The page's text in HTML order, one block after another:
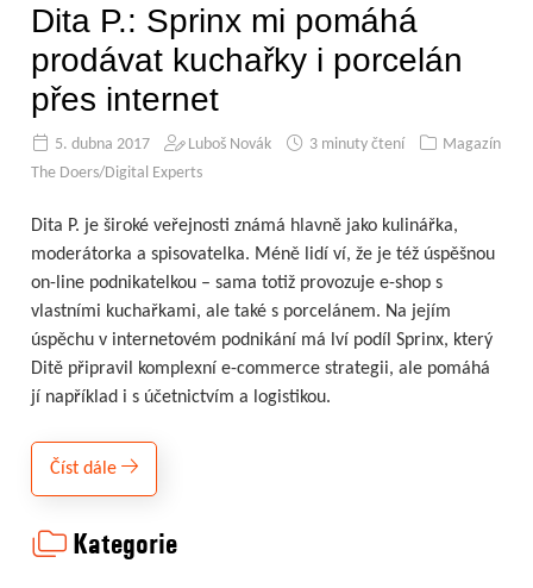
Dita P.: Sprinx mi pomáhá
prodávat kuchařky i porcelán
přes internet
5. dubna 2017 Luboš Novák 3 minuty čtení
Magazín
The Doers/Digital Experts
Dita P. je široké veřejnosti známá hlavně jako kulinářka,
moderátorka a spisovatelka. Méně lidí ví, že je též úspěšnou
on-line podnikatelkou – sama totiž provozuje e-shop s
vlastními kuchařkami, ale také s porcelánem. Na jejím
úspěchu v internetovém podnikání má lví podíl Sprinx, který
Ditě připravil komplexní e-commerce strategii, ale pomáhá
jí například i s účetnictvím a logistikou.
Číst dále
Kategorie